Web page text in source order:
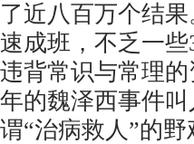
了近八百万个结
速成班，不乏一
违背常识与常理
年的魏泽西事件
谓“治病救人”的